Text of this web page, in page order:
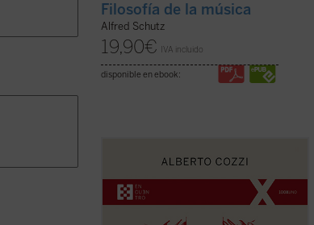
Filosofía de la música
Alfred Schutz
19,90€ IVA incluido
disponible en ebook:
¿Qué Dios?nos recuerda que el discurso
intelectual, sino una apertura, un desafío
a ampliar nuestra comprensión de la
experiencia humana....
(ver ficha)